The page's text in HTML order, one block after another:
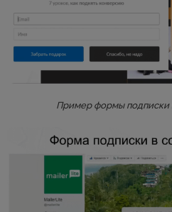
Пример формы подписки